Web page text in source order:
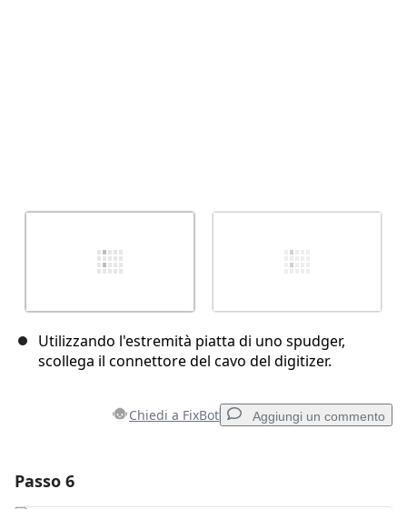
Utilizzando l'estremità piatta di uno spudger,
scollega il connettore del cavo del digitizer.
Chiedi a FixBot Aggiungi un commento
Passo 6